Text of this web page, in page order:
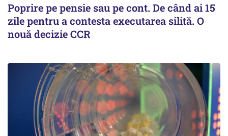
Poprire pe pensie sau pe cont. De când ai 15
zile pentru a contesta executarea silită. O
nouă decizie CCR